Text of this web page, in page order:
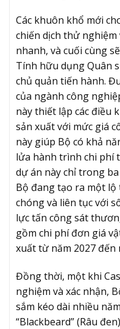
Các khuôn khổ mới
chiến dịch thử
nhanh, và cuối cùng
Tính hữu dụng Quân
chủ quản tiến hành.
của ngành công
này thiết lập các điều
sản xuất với mức giá
này giúp Bộ có khả
lửa hành trình chi phí
dự án này chỉ trong
Bộ đang tạo ra một lộ
chóng và liên tục với
lực tấn công sát
gồm chi phí đơn giá
xuất từ năm 2027 đến
Đồng thời, một khi
nghiệm và xác nhận,
sắm kéo dài nhiều
“Blackbeard” (Râu